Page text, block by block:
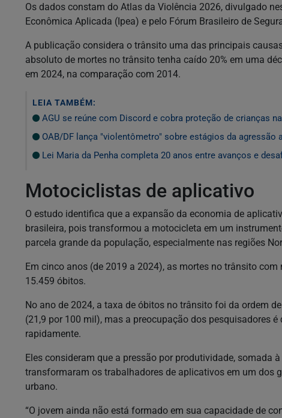
Os dados constam do Atlas da Violência 2026, divulgado
Econômica Aplicada (Ipea) e pelo Fórum Brasileiro de
A publicação considera o trânsito uma das principais
absoluto de mortes no trânsito tenha caído 20% em uma
em 2024, na comparação com 2014.
LEIA TAMBÉM:
AGU se reúne com Discord e cobra proteção de crianças
OAB/DF lança "violentômetro" sobre estágios da agressão
Lei Maria da Penha completa 20 anos entre avanços e
Motociclistas de aplicativo
O estudo identifica que a expansão da economia de
brasileira, pois transformou a motocicleta em um
parcela grande da população, especialmente nas regiões
Em cinco anos (de 2019 a 2024), as mortes no trânsito
15.459 óbitos.
No ano de 2024, a taxa de óbitos no trânsito foi da ordem
(21,9 por 100 mil), mas a preocupação dos pesquisadores
rapidamente.
Eles consideram que a pressão por produtividade, somada
transformaram os trabalhadores de aplicativos em um dos
urbano.
“O jovem ainda não está formado em sua capacidade de